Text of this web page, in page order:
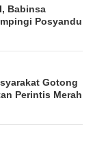
Babinsa
Posyandu
Gotong
Perintis Merah